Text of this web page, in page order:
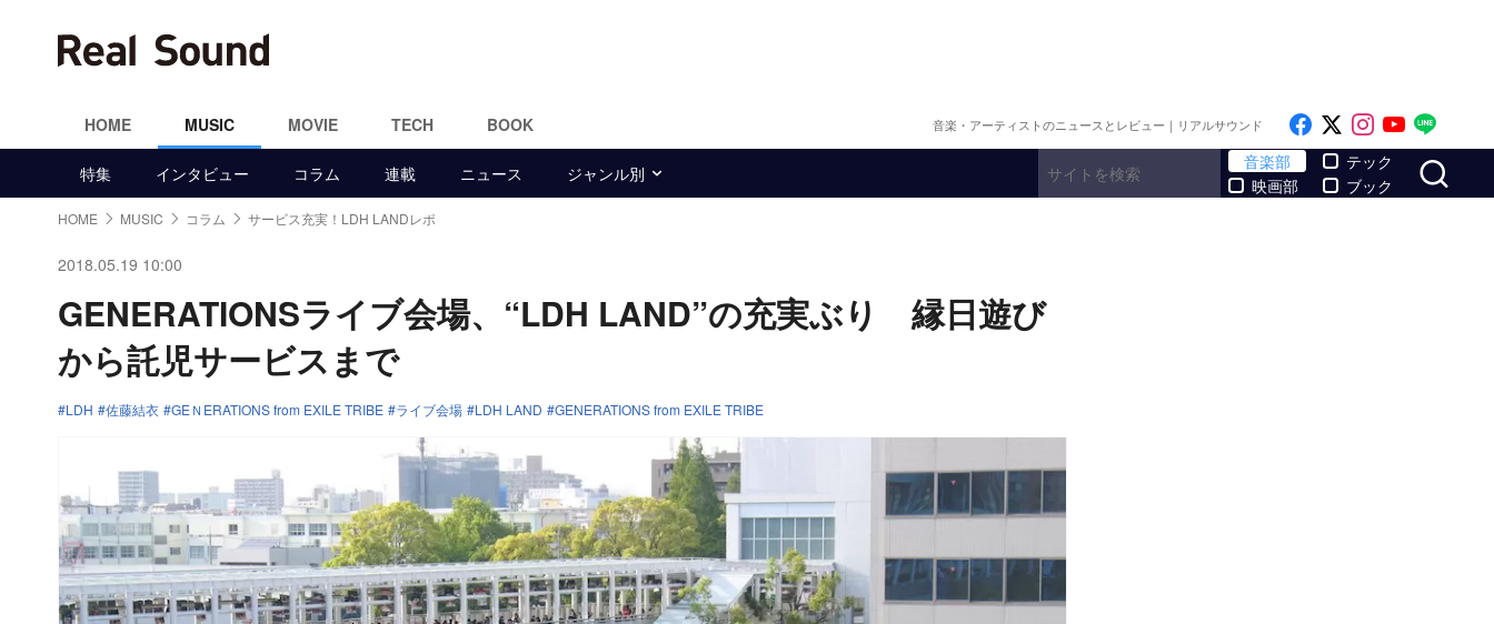
HOME MUSIC MOVIE TECH BOOK 音楽・アーティストのニュースとレビュー｜リアルサウンド Like on Facebook
Follow on x
Follow on
Follow
特集 インタビュー コラム 連載 ニュース ジャンル別
音楽部
映画部
テック
ブック
HOME MUSIC コラム サービス充実！LDH LANDレポ
2018.05.19 10:00
GENERATIONSライブ会場、“LDH LAND”の充実ぶり 縁日遊び
から託児サービスまで
LDH 佐藤結衣 GEＮERATIONS from EXILE TRIBE ライブ会場 LDH LAND GENERATIONS from EXILE TRIBE